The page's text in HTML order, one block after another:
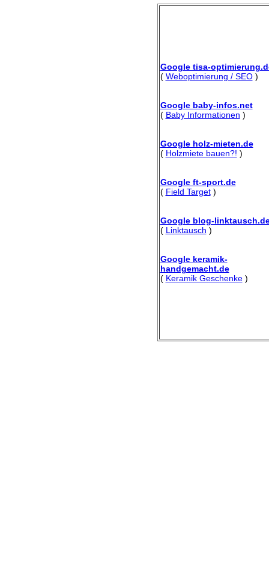
Google tisa-
( Weboptimierung / SEO)
Google baby-infos.net
( Baby Informationen )
Google holz-mieten.de
( Holzmiete bauen?! )
Google ft-sport.de
( Field Target)
Google blog-
( Linktausch )
Google keramik-
handgemacht.de
( Keramik Geschenke)